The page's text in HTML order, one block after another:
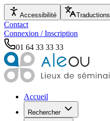
Accessibilité Traductions
Contact
Connexion / Inscription
01 64 33 33 33
Accueil
Rechercher